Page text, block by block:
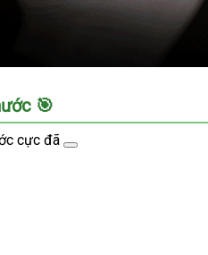
🎯
cực đã